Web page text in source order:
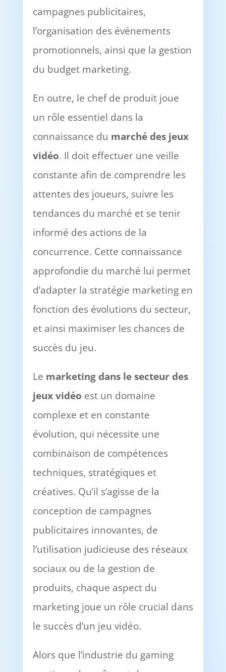
campagnes publicitaires,
l’organisation des événements
promotionnels, ainsi que la gestion
du budget marketing.
En outre, le chef de produit joue
un rôle essentiel dans la
connaissance du marché des jeux
vidéo. Il doit effectuer une veille
constante afin de comprendre les
attentes des joueurs, suivre les
tendances du marché et se tenir
informé des actions de la
concurrence. Cette connaissance
approfondie du marché lui permet
d’adapter la stratégie marketing en
fonction des évolutions du secteur,
et ainsi maximiser les chances de
succès du jeu.
Le marketing dans le secteur des
jeux vidéo est un domaine
complexe et en constante
évolution, qui nécessite une
combinaison de compétences
techniques, stratégiques et
créatives. Qu’il s’agisse de la
conception de campagnes
publicitaires innovantes, de
l’utilisation judicieuse des réseaux
sociaux ou de la gestion de
produits, chaque aspect du
marketing joue un rôle crucial dans
le succès d’un jeu vidéo.
Alors que l’industrie du gaming